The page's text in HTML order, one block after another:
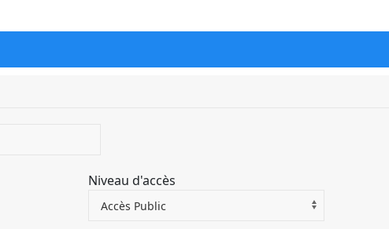
Niveau d'accès
Accès Public